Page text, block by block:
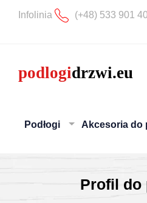
Infolinia (+48) 533 901
Podłogi Akcesoria do
Profil do